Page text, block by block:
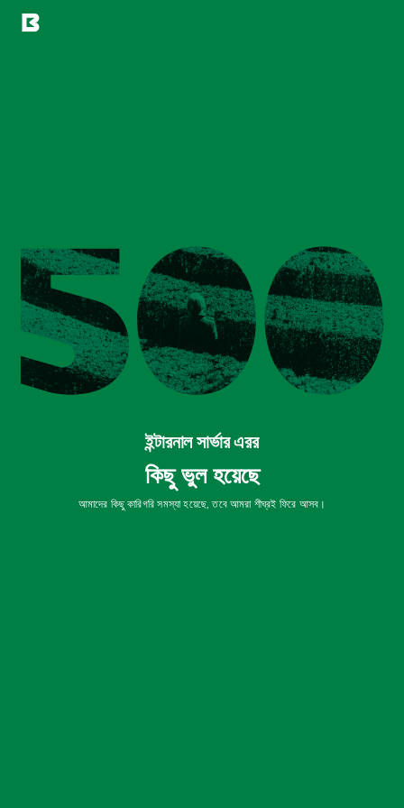
ইন্টারনাল সার্ভার এরর
কিছু ভুল হয়েছে
আমাদের কিছু কারিগরি সমস্যা হয়েছে, তবে আমরা শীঘ্রই ফিরে আসব।